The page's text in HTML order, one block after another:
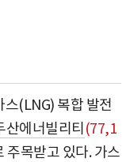
(LNG) 복합 발전
산에너빌리티 (77,1
주목받고 있다. 가스